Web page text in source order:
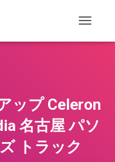
ップ Celeron
名古屋 パソ
トラック